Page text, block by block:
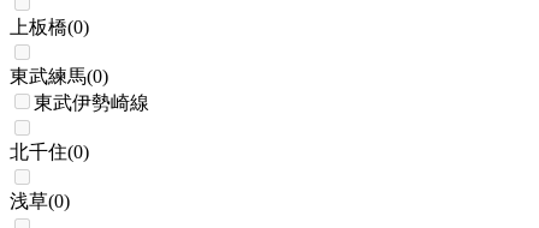
上板橋(0)
東武練馬(0)
東武伊勢崎線
北千住(0)
浅草(0)